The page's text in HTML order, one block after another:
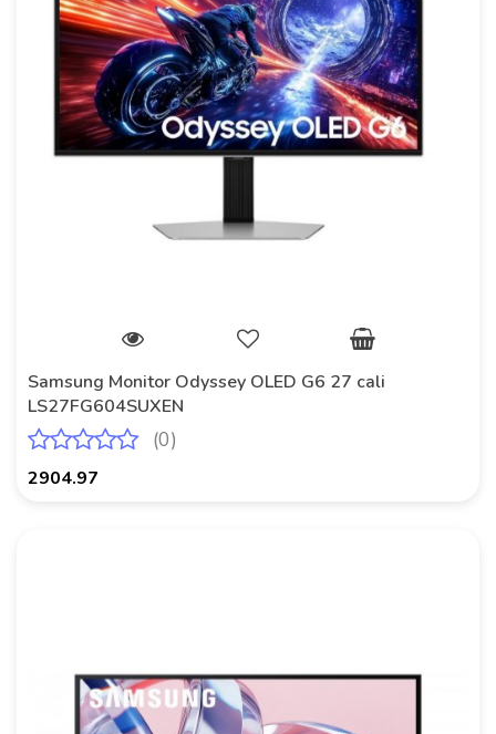
Samsung Monitor Odyssey OLED G6 27 cali
LS27FG604SUXEN
(0)
2904.97